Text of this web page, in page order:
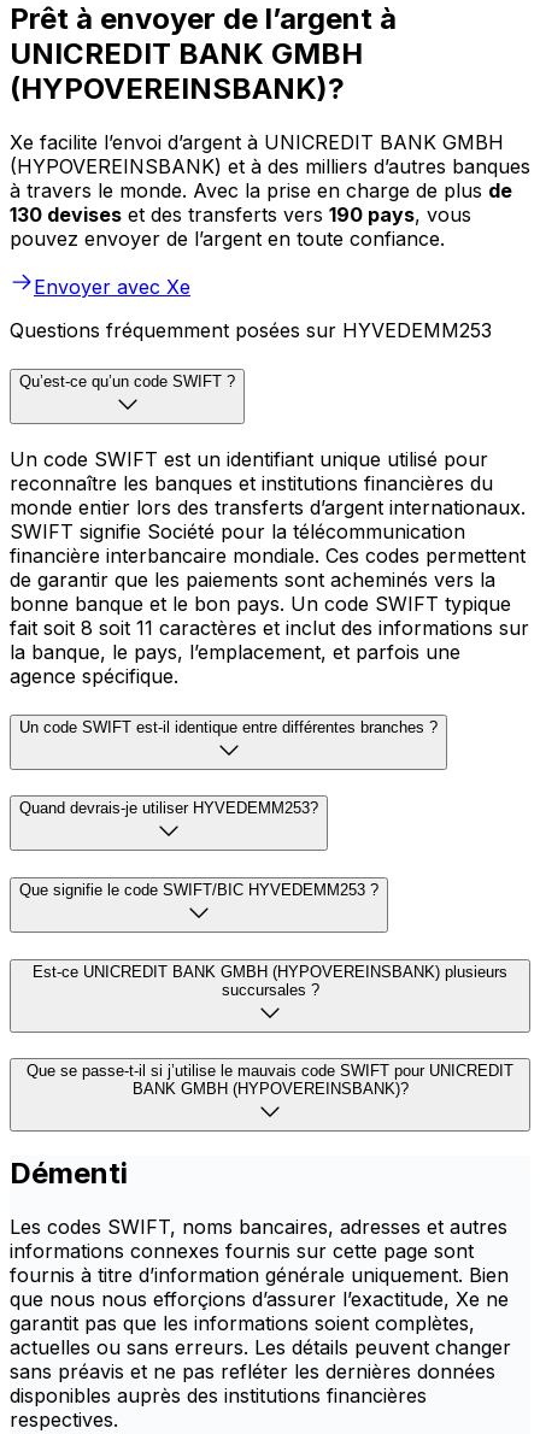
Prêt à envoyer de l’argent à
UNICREDIT BANK GMBH
(HYPOVEREINSBANK)?
Xe facilite l’envoi d’argent à UNICREDIT BANK GMBH
(HYPOVEREINSBANK) et à des milliers d’autres banques
à travers le monde. Avec la prise en charge de plus de
130 devises et des transferts vers 190 pays, vous
pouvez envoyer de l’argent en toute confiance.
Envoyer avec Xe
Questions fréquemment posées sur HYVEDEMM253
Qu’est-ce qu’un code SWIFT ?
Un code SWIFT est un identifiant unique utilisé pour
reconnaître les banques et institutions financières du
monde entier lors des transferts d’argent internationaux.
SWIFT signifie Société pour la télécommunication
financière interbancaire mondiale. Ces codes permettent
de garantir que les paiements sont acheminés vers la
bonne banque et le bon pays. Un code SWIFT typique
fait soit 8 soit 11 caractères et inclut des informations sur
la banque, le pays, l’emplacement, et parfois une
agence spécifique.
Un code SWIFT est-il identique entre différentes branches ?
Quand devrais-je utiliser HYVEDEMM253?
Que signifie le code SWIFT/BIC HYVEDEMM253 ?
Est-ce UNICREDIT BANK GMBH (HYPOVEREINSBANK) plusieurs
succursales ?
Que se passe-t-il si j’utilise le mauvais code SWIFT pour UNICREDIT
BANK GMBH (HYPOVEREINSBANK)?
Démenti
Les codes SWIFT, noms bancaires, adresses et autres
informations connexes fournis sur cette page sont
fournis à titre d’information générale uniquement. Bien
que nous nous efforçions d’assurer l’exactitude, Xe ne
garantit pas que les informations soient complètes,
actuelles ou sans erreurs. Les détails peuvent changer
sans préavis et ne pas refléter les dernières données
disponibles auprès des institutions financières
respectives.